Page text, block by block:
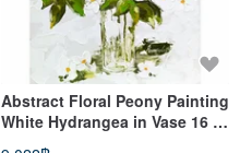
Abstract Floral Peony Painting
White Hydrangea in Vase 16 x